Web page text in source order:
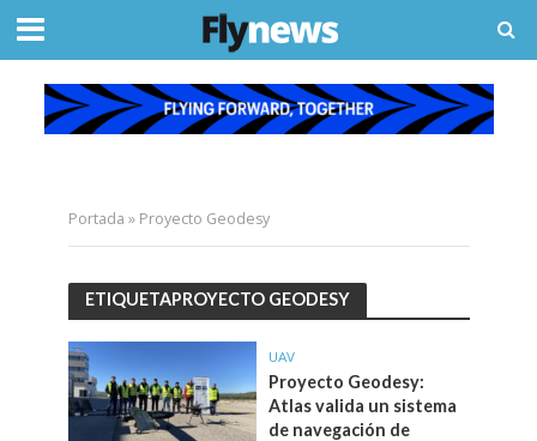
Portada » Proyecto Geodesy
ETIQUETAPROYECTO GEODESY
UAV
Proyecto Geodesy:
Atlas valida un sistema
de navegación de